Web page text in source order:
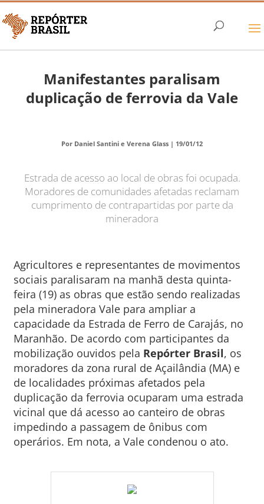
Manifestantes paralisam
duplicação de ferrovia da Vale
Por Daniel Santini e Verena Glass | 19/01/12
Estrada de acesso ao local de obras foi ocupada.
Moradores de comunidades afetadas reclamam
cumprimento de contrapartidas por parte da
mineradora
Agricultores e representantes de movimentos
sociais paralisaram na manhã desta quinta-
feira (19) as obras que estão sendo realizadas
pela mineradora Vale para ampliar a
capacidade da Estrada de Ferro de Carajás, no
Maranhão. De acordo com participantes da
mobilização ouvidos pela Repórter Brasil, os
moradores da zona rural de Açailândia (MA) e
de localidades próximas afetados pela
duplicação da ferrovia ocuparam uma estrada
vicinal que dá acesso ao canteiro de obras
impedindo a passagem de ônibus com
operários. Em nota, a Vale condenou o ato.